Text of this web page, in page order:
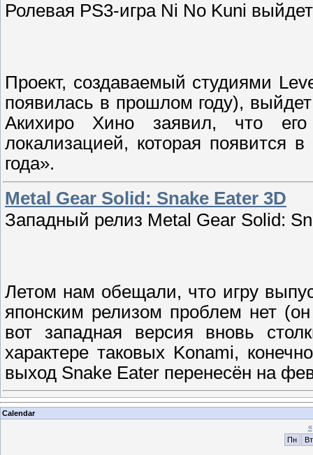
Ролевая PS3-игра Ni No Kuni
Проект, создаваемый студиями
появилась в прошлом году),
Акихиро Хино заявил, что
локализацией, которая появится
года».
Metal Gear Solid: Snake Eater 3D
Западный релиз Metal Gear Solid:
Летом нам обещали, что игру
японским релизом проблем нет
вот западная версия вновь
характере таковых Konami,
выход Snake Eater перенесён на
Calendar
«
Пн
Вт